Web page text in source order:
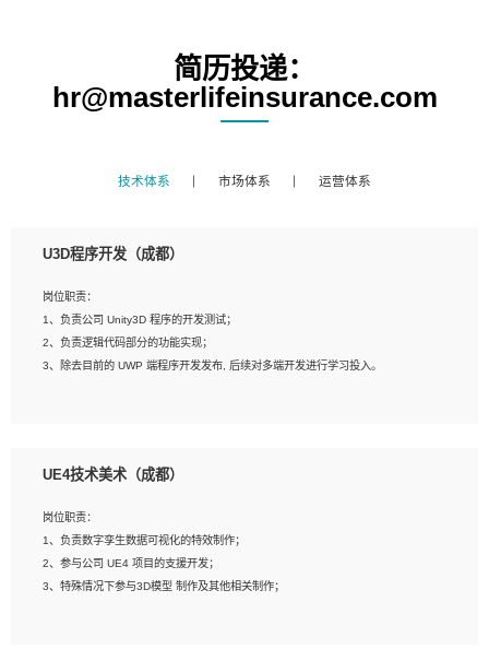
简历投递：
hr@masterlifeinsurance.com
技术体系 市场体系 运营体系
U3D程序开发（成都）
岗位职责：
1、负责公司 Unity3D 程序的开发测试；
2、负责逻辑代码部分的功能实现；
3、除去目前的 UWP 端程序开发发布, 后续对多端开发进行学习投入。
2、熟练掌握 Unity3D 程序开发，精通 C# 语言开发；
4、有良好的沟通能力和团队合作意识；
5、开发过 HoloLens 程序者优先。
UE4技术美术（成都）
岗位职责：
1、负责数字孪生数据可视化的特效制作；
2、参与公司 UE4 项目的支援开发；
3、特殊情况下参与3D模型 制作及其他相关制作；